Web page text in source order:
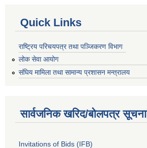
Quick Links
राष्ट्रिय परिचयपत्र तथा पञ्जिकरण विभाग
लोक सेवा आयोग
संघिय मामिला तथा सामान्य प्रशासन मन्त्रालय
सार्वजनिक खरिद/बोलपत्र सूचना
Invitations of Bids (IFB)